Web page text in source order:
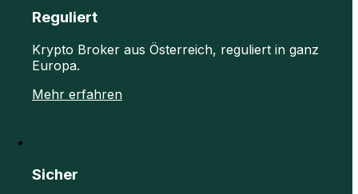
Reguliert
Krypto Broker aus Österreich, reguliert in ganz
Europa.
Mehr erfahren
Sicher